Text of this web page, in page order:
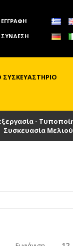
ΕΓΓΡΑΦΗ
ΣΎΝΔΕΣΗ
ΣΥΣΚΕΥΑΣΤΉΡΙΟ
-
Συσκευασία Μελιού